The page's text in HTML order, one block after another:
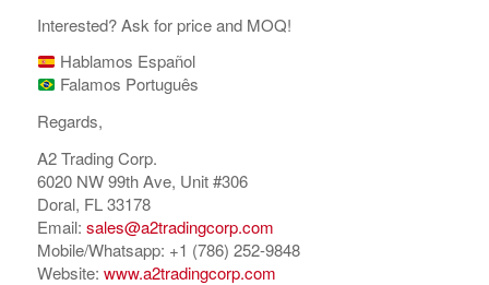
Interested? Ask for price and MOQ!
Hablamos Español
Falamos Português
Regards,
A2 Trading Corp.
6020 NW 99th Ave, Unit #306
Doral, FL 33178
Email: sales@a2tradingcorp.com
Mobile/Whatsapp: +1 (786) 252-9848
Website: www.a2tradingcorp.com